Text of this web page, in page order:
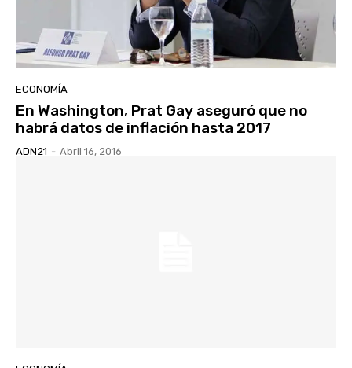
ECONOMÍA
En Washington, Prat Gay aseguró que no
habrá datos de inflación hasta 2017
ADN21 - Abril 16, 2016